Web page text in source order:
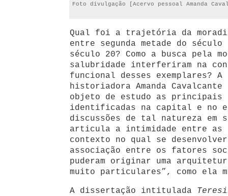
Foto divulgação [Acervo pessoal Amanda
Qual foi a trajetória da
entre segunda metade do século
século 20? Como a busca pela
salubridade interferiram na
funcional desses exemplares?
historiadora Amanda Cavalcante
objeto de estudo as principais
identificadas na capital e no
discussões de tal natureza em
articula a intimidade entre as
contexto no qual se
associação entre os fatores
puderam originar uma
muito particulares”, como ela
A dissertação intitulada